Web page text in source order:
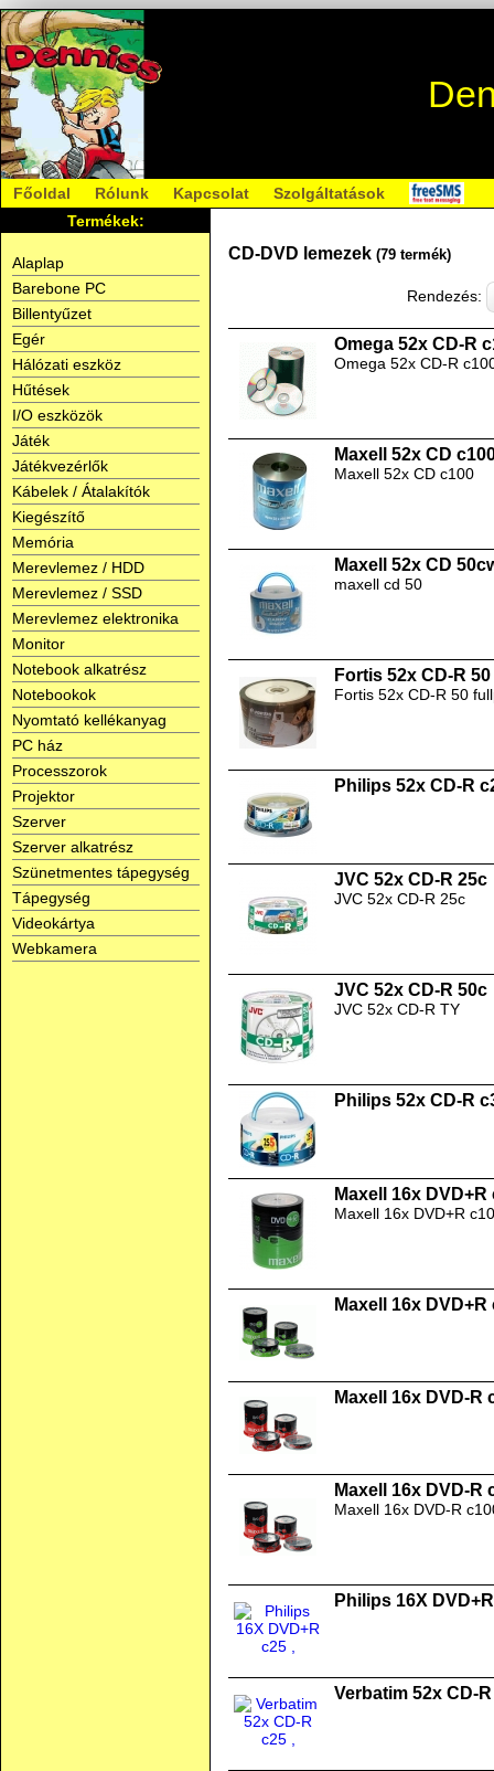
Főoldal Rólunk Kapcsolat
Szolgáltatások
Termékek:
Alaplap
Barebone PC
Billentyűzet
Egér
Hálózati eszköz
Hűtések
I/O eszközök
Játék
Játékvezérlők
Kábelek / Átalakítók
Kiegészítő
Memória
Merevlemez / HDD
Merevlemez / SSD
Merevlemez elektronika
Monitor
Notebook alkatrész
Notebookok
Nyomtató kellékanyag
PC ház
Processzorok
Projektor
Szerver
Szerver alkatrész
Szünetmentes tápegység
Tápegység
Videokártya
Webkamera
CD-DVD lemezek (79 termék)
Rendezés:
Omega 52x CD-R
Omega 52x CD-R
Maxell 52x CD
Maxell 52x CD c100
Maxell 52x CD
maxell cd 50
Fortis 52x CD-R
Fortis 52x CD-R 50
Philips 52x CD-R
JVC 52x CD-R 25c
JVC 52x CD-R 25c
JVC 52x CD-R 50c
JVC 52x CD-R TY
Philips 52x CD-R
Maxell 16x DVD+R
Maxell 16x DVD+R
Maxell 16x DVD+R
Maxell 16x DVD-R
Maxell 16x DVD-R
Maxell 16x DVD-R
Philips 16X
Verbatim 52x CD-